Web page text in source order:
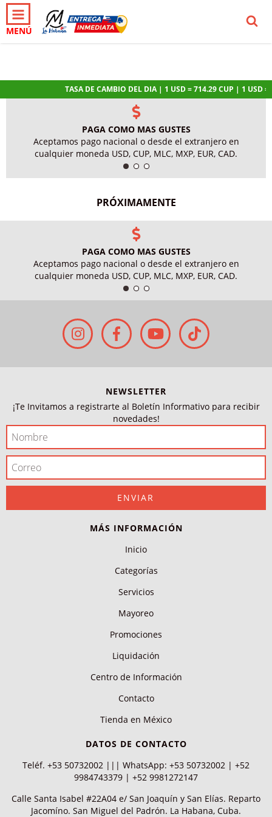
TASA DE CAMBIO DEL DIA | 1 USD = 714.29 CUP | 1 USD
MENÚ
INICIO PRODUCTOS 0
PAGA COMO MAS GUSTES
Aceptamos pago nacional o desde el extranjero en
cualquier moneda USD, CUP, MLC, MXP, EUR, CAD.
PRÓXIMAMENTE
PAGA COMO MAS GUSTES
Aceptamos pago nacional o desde el extranjero en
cualquier moneda USD, CUP, MLC, MXP, EUR, CAD.
NEWSLETTER
¡Te Invitamos a registrarte al Boletín Informativo para recibir
novedades!
MÁS INFORMACIÓN
Inicio
Categorías
Servicios
Mayoreo
Promociones
Liquidación
Centro de Información
Contacto
Tienda en México
DATOS DE CONTACTO
Teléf. +53 50732002 ||| WhatsApp: +53 50732002 | +52
9984743379 | +52 9981272147
Calle Santa Isabel #22A04 e/ San Joaquín y San Elías. Reparto
Jacomíno. San Miguel del Padrón. La Habana, Cuba.